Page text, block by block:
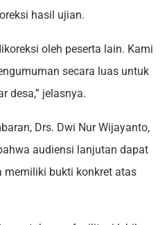
hasil ujian.
oleh peserta lain. Kami
secara luas untuk
desa,” jelasnya.
Drs. Dwi Nur Wijayanto,
audiensi lanjutan dapat
memiliki bukti konkret atas